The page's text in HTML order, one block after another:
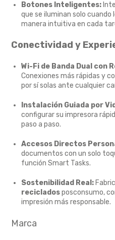
Botones Inteligentes:
que se iluminan solo cuando
manera intuitiva en cada
Conectividad y
Wi-Fi de Banda Dual con
Conexiones más rápidas y
por sí solas ante cualquier
Instalación Guiada por
configurar su impresora
paso a paso.
Accesos Directos
documentos con un solo
función Smart Tasks.
Sostenibilidad Real:
recicladosposconsumo,
impresión más responsable.
Marca